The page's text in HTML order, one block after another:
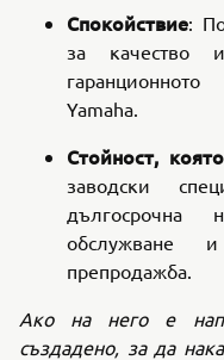
Спокойствие:
за качество
Yamaha.
Стойност,
заводски
дългосрочна
обслужване
препродажба.
Ако на него е
създадено, за да